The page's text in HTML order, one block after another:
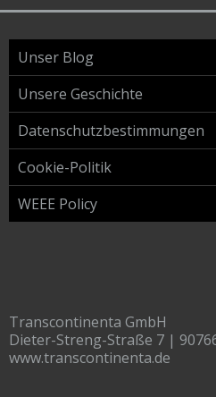
Unser Blog
Unsere Geschichte
Datenschutzbestimmungen
Cookie-Politik
WEEE Policy
Transcontinenta GmbH
Dieter-Streng-Straße 7 |
www.transcontinenta.de
PRODUCT VIDEOS